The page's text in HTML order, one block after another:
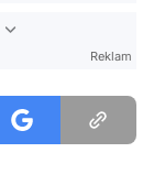
Reklam